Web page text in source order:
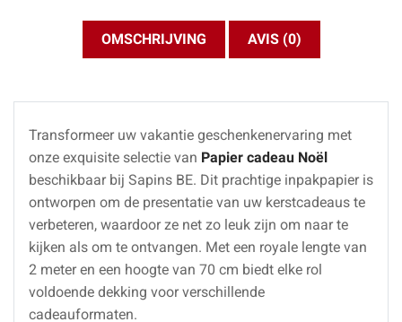
OMSCHRIJVING AVIS (0)
Transformeer uw vakantie geschenkenervaring met
onze exquisite selectie van Papier cadeau Noël
beschikbaar bij Sapins BE. Dit prachtige inpakpapier is
ontworpen om de presentatie van uw kerstcadeaus te
verbeteren, waardoor ze net zo leuk zijn om naar te
kijken als om te ontvangen. Met een royale lengte van
2 meter en een hoogte van 70 cm biedt elke rol
voldoende dekking voor verschillende
cadeauformaten.